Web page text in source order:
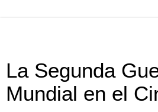
La Segunda
Mundial en el